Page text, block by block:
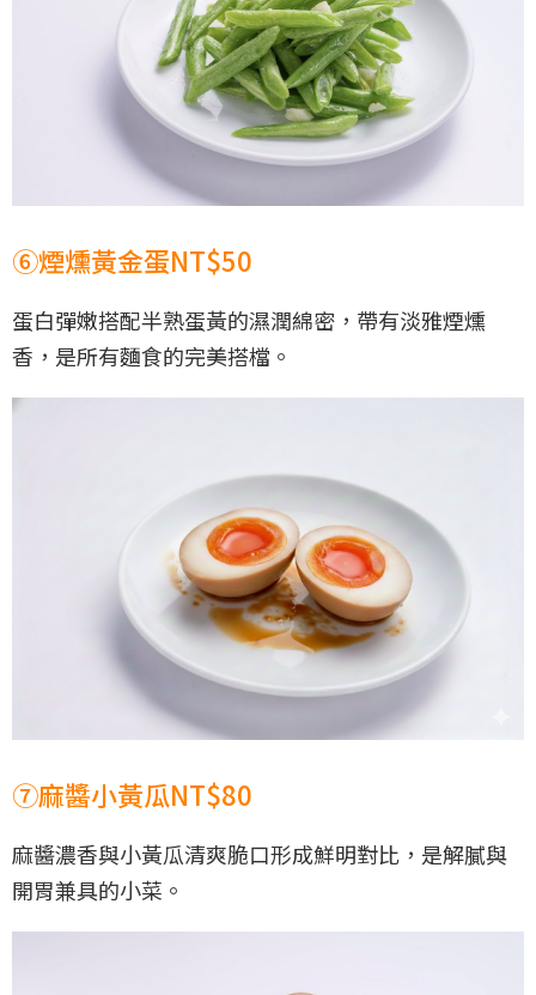
⑥煙燻黃金蛋NT$50
蛋白彈嫩搭配半熟蛋黃的濕潤綿密，帶有淡雅煙燻
香，是所有麵食的完美搭檔。
⑦麻醬小黃瓜NT$80
麻醬濃香與小黃瓜清爽脆口形成鮮明對比，是解膩與
開胃兼具的小菜。